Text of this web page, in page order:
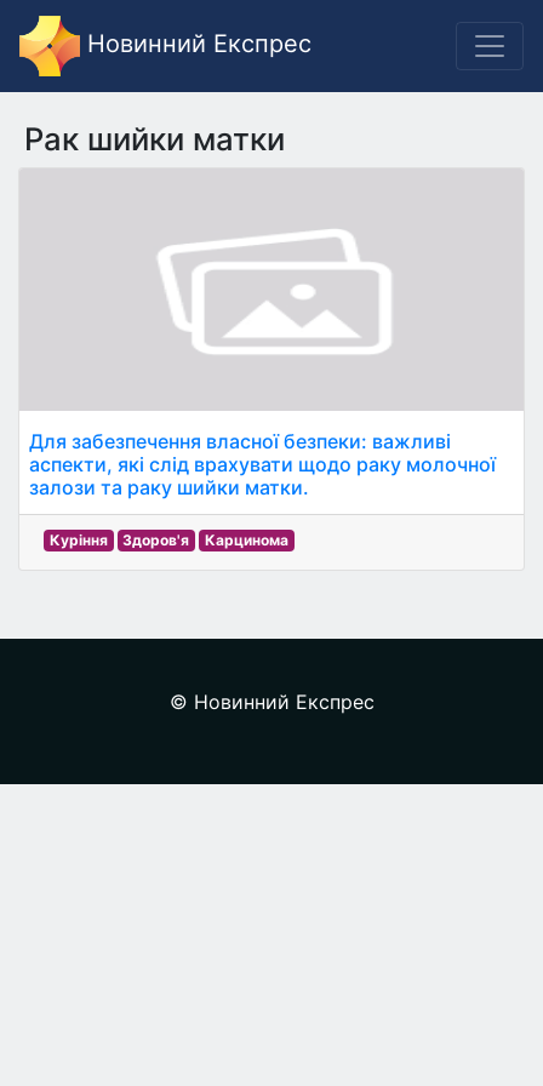
Новинний Експрес
Рак шийки матки
Для забезпечення власної безпеки: важливі
аспекти, які слід врахувати щодо раку молочної
залози та раку шийки матки.
Куріння Здоров'я Карцинома
© Новинний Експрес